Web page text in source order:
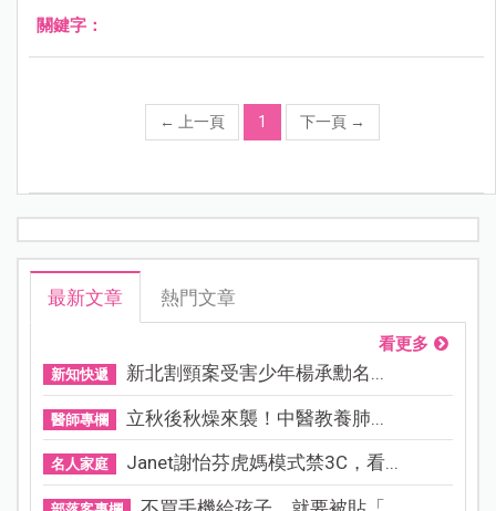
關鍵字：
← 上一頁 1 下一頁 →
最新文章 熱門文章
看更多
新知快遞 新北割頸案受害少年楊承勳名...
醫師專欄 立秋後秋燥來襲！中醫教養肺...
名人家庭 Janet謝怡芬虎媽模式禁3C，看...